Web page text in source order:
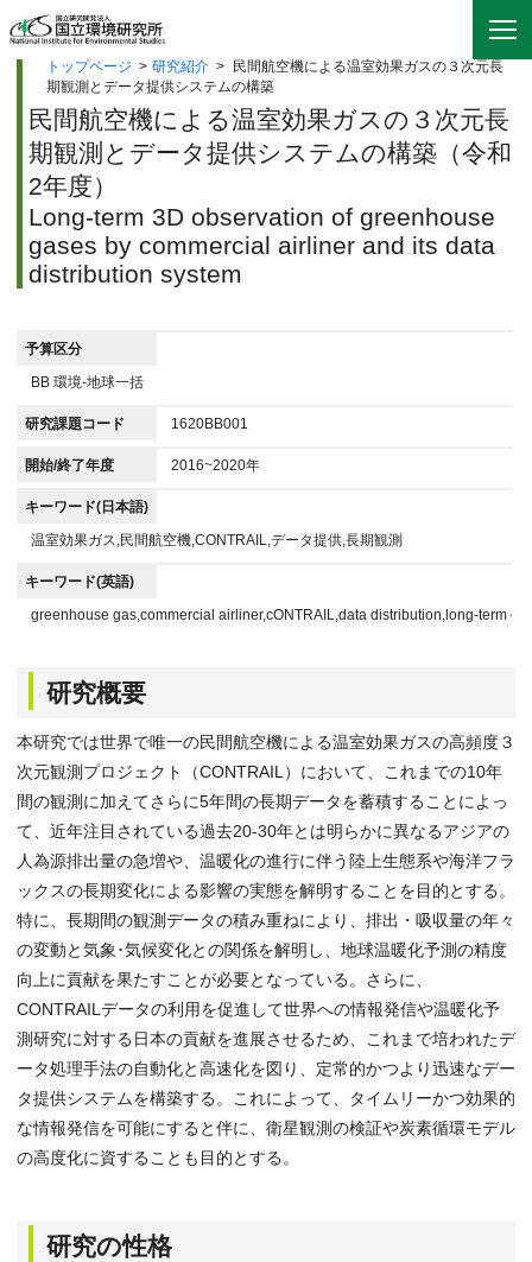
トップページ > 研究紹介 >
民間航空機による温室効果ガスの３次元長
期観測とデータ提供システムの構築
民間航空機による温室効果ガスの３次元長
期観測とデータ提供システムの構築（令和
2年度）
Long-term 3D observation of greenhouse
gases by commercial airliner and its data
distribution system
予算区分
BB 環境-地球一括
研究課題コード 1620BB001
開始/終了年度 2016~2020年
キーワード(日本語)
温室効果ガス,民間航空機,CONTRAIL,データ提供,長期観測
キーワード(英語)
greenhouse gas,commercial airliner,cONTRAIL,data distribution,long-term
研究概要
本研究では世界で唯一の民間航空機による温室効果ガスの高頻度３
次元観測プロジェクト（CONTRAIL）において、これまでの10年
間の観測に加えてさらに5年間の長期データを蓄積することによっ
て、近年注目されている過去20-30年とは明らかに異なるアジアの
人為源排出量の急増や、温暖化の進行に伴う陸上生態系や海洋フラ
ックスの長期変化による影響の実態を解明することを目的とする。
特に、長期間の観測データの積み重ねにより、排出・吸収量の年々
の変動と気象･気候変化との関係を解明し、地球温暖化予測の精度
向上に貢献を果たすことが必要となっている。さらに、
CONTRAILデータの利用を促進して世界への情報発信や温暖化予
測研究に対する日本の貢献を進展させるため、これまで培われたデ
ータ処理手法の自動化と高速化を図り、定常的かつより迅速なデー
タ提供システムを構築する。これによって、タイムリーかつ効果的
な情報発信を可能にすると伴に、衛星観測の検証や炭素循環モデル
の高度化に資することも目的とする。
研究の性格